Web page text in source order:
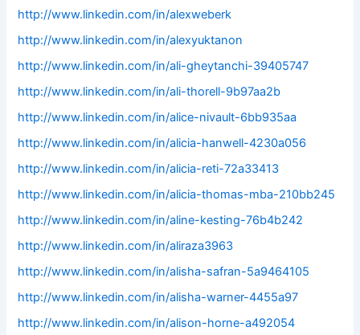
http://www.linkedin.com/in/alexweberk
http://www.linkedin.com/in/alexyuktanon
http://www.linkedin.com/in/ali-gheytanchi-39405747
http://www.linkedin.com/in/ali-thorell-9b97aa2b
http://www.linkedin.com/in/alice-nivault-6bb935aa
http://www.linkedin.com/in/alicia-hanwell-4230a056
http://www.linkedin.com/in/alicia-reti-72a33413
http://www.linkedin.com/in/alicia-thomas-mba-210bb245
http://www.linkedin.com/in/aline-kesting-76b4b242
http://www.linkedin.com/in/aliraza3963
http://www.linkedin.com/in/alisha-safran-5a9464105
http://www.linkedin.com/in/alisha-warner-4455a97
http://www.linkedin.com/in/alison-horne-a492054